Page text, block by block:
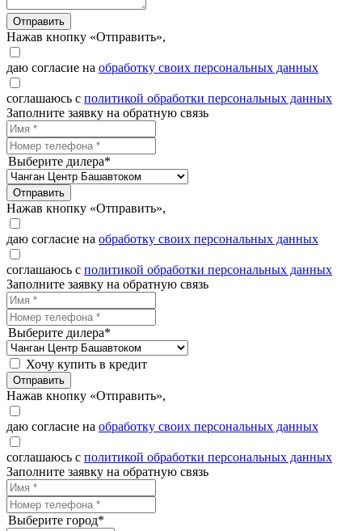
Отправить
Нажав кнопку «Отправить»,
даю согласие на обработку своих персональных данных
соглашаюсь с политикой обработки персональных данных
Заполните заявку на обратную связь
Выберите дилера*
Отправить
Нажав кнопку «Отправить»,
даю согласие на обработку своих персональных данных
соглашаюсь с политикой обработки персональных данных
Заполните заявку на обратную связь
Выберите дилера*
Хочу купить в кредит
Отправить
Нажав кнопку «Отправить»,
даю согласие на обработку своих персональных данных
соглашаюсь с политикой обработки персональных данных
Заполните заявку на обратную связь
Выберите город*